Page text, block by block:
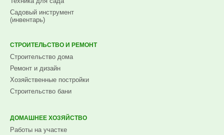
Садовый инструмент
(инвентарь)
СТРОИТЕЛЬСТВО И РЕМОНТ
Строительство дома
Ремонт и дизайн
Хозяйственные постройки
Строительство бани
ДОМАШНЕЕ ХОЗЯЙСТВО
Работы на участке